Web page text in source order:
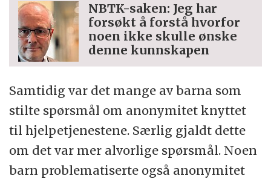
NBTK-saken: Jeg har
forsøkt å forstå hvorfor
noen ikke skulle ønske
denne kunnskapen
Samtidig var det mange av barna som
stilte spørsmål om anonymitet knyttet
til hjelpetjenestene. Særlig gjaldt dette
om det var mer alvorlige spørsmål. Noen
barn problematiserte også anonymitet